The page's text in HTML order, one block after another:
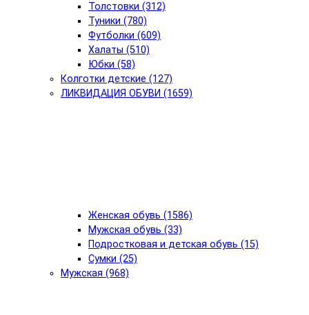
Толстовки (312)
Туники (780)
Футболки (609)
Халаты (510)
Юбки (58)
Колготки детские (127)
ЛИКВИДАЦИЯ ОБУВИ (1659)
Женская обувь (1586)
Мужская обувь (33)
Подростковая и детская обувь (15)
Сумки (25)
Мужская (968)